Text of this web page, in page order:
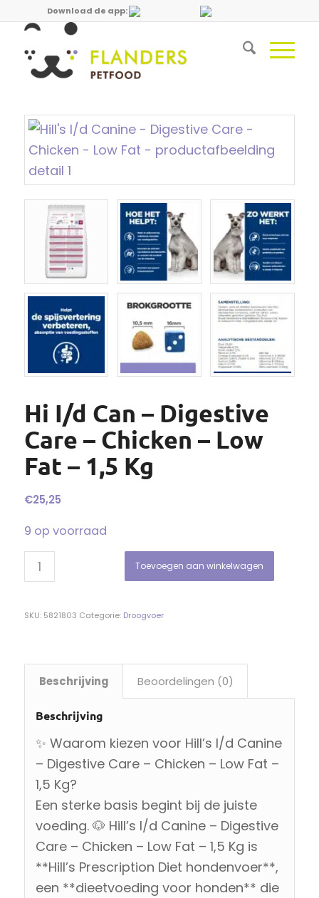
Download de app:
Hi I/d Can – Digestive
Care – Chicken – Low
Fat – 1,5 Kg
€25,25
9 op voorraad
Toevoegen aan winkelwagen
SKU: 5821803 Categorie: Droogvoer
Beschrijving Beoordelingen (0)
Beschrijving
✨ Waarom kiezen voor Hill’s I/d Canine
– Digestive Care – Chicken – Low Fat –
1,5 Kg?
Een sterke basis begint bij de juiste
voeding. 🐶 Hill’s I/d Canine – Digestive
Care – Chicken – Low Fat – 1,5 Kg is
**Hill’s Prescription Diet hondenvoer**,
een **dieetvoeding voor honden** die